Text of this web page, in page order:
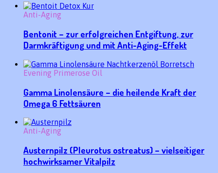
Anti-Aging
Bentonit – zur erfolgreichen Entgiftung, zur
Darmkräftigung und mit Anti-Aging-Effekt
Evening Primerose Oil
Gamma Linolensäure – die heilende Kraft der
Omega 6 Fettsäuren
Anti-Aging
Austernpilz (Pleurotus ostreatus) – vielseitiger
hochwirksamer Vitalpilz